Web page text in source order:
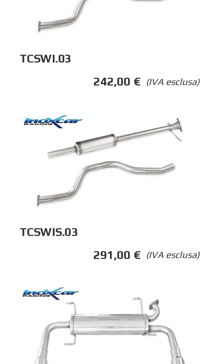
TCSWI.03
(IVA esclusa)
242,00 €
TCSWIS.03
(IVA esclusa)
291,00 €